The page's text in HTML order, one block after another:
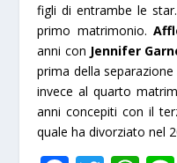
figli di entrambe le
primo matrimonio.
anni con Jennifer
prima della
invece al quarto
anni concepiti con il
quale ha divorziato nel